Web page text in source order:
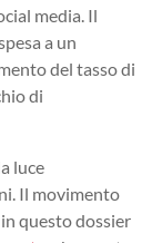
media. Il
a un
del tasso di
di
luce
Il movimento
questo dossier